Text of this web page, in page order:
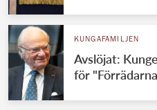
VÄRLDENS
Svenska
Brittiska
KUNGAFAMILJEN
Avslöjat:
för